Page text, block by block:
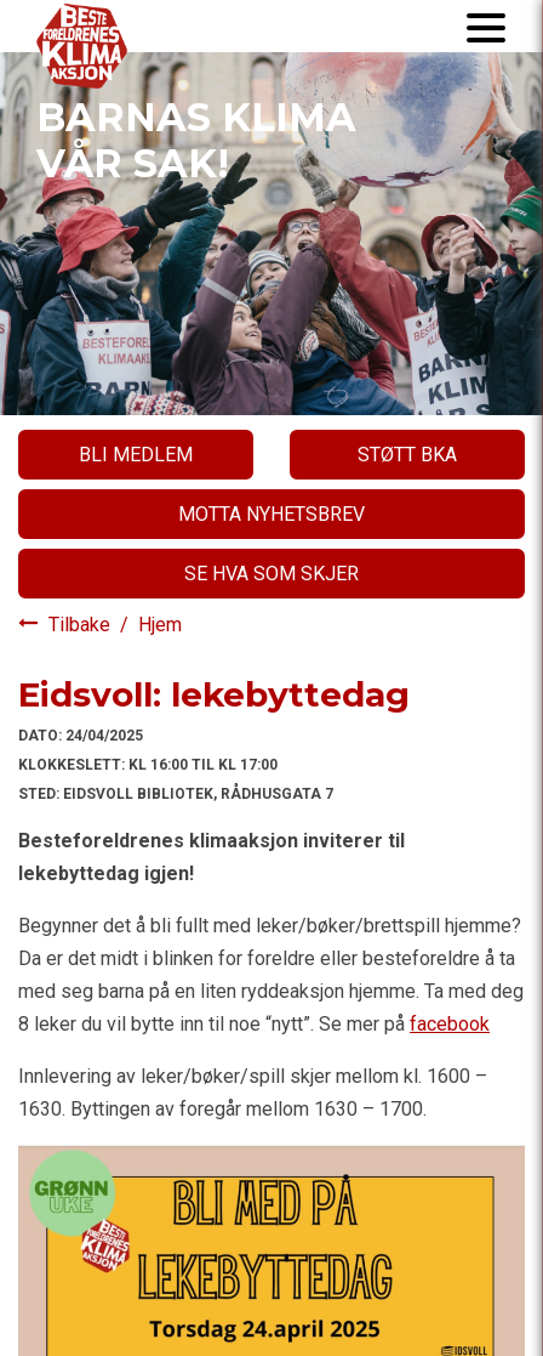
BARNAS KLIMA
VÅR SAK!
BLI MEDLEM STØTT BKA
MOTTA NYHETSBREV
SE HVA SOM SKJER
Tilbake / Hjem
Eidsvoll: lekebyttedag
DATO: 24/04/2025
KLOKKESLETT: KL 16:00 TIL KL 17:00
STED: EIDSVOLL BIBLIOTEK, RÅDHUSGATA 7
Besteforeldrenes klimaaksjon inviterer til
lekebyttedag igjen!
Begynner det å bli fullt med leker/bøker/brettspill hjemme?
Da er det midt i blinken for foreldre eller besteforeldre å ta
med seg barna på en liten ryddeaksjon hjemme. Ta med deg
8 leker du vil bytte inn til noe “nytt”. Se mer på facebook
Innlevering av leker/bøker/spill skjer mellom kl. 1600 –
1630. Byttingen av foregår mellom 1630 – 1700.